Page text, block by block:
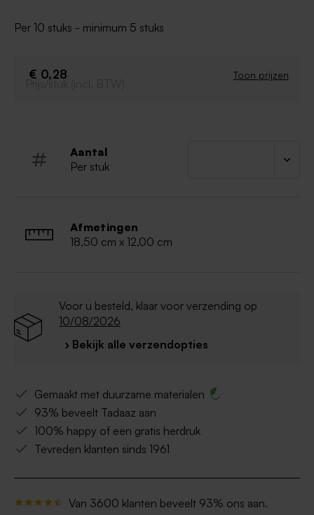
kaart. Om wat extra kleur te geven aan deze envelop,
Per 10 stuks - minimum 5 stuks
€ 0,28 Toon prijzen
Prijs/stuk (incl. BTW)
Aantal
Per stuk
Afmetingen
18,50 cm x 12,00 cm
Voor u besteld, klaar voor verzending op
10/08/2026
› Bekijk alle verzendopties
Gemaakt met duurzame materialen
93% beveelt Tadaaz aan
100% happy of een gratis herdruk
Tevreden klanten sinds 1961
Van 3600 klanten beveelt 93% ons aan.